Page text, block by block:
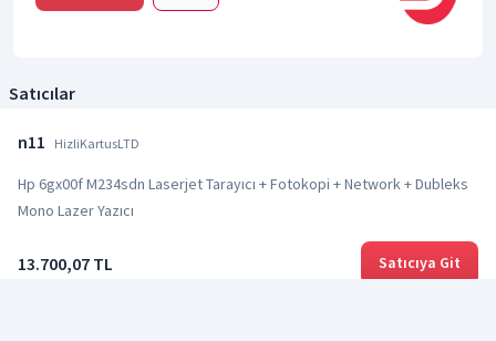
Satıcılar
n11 HizliKartusLTD
Hp 6gx00f M234sdn Laserjet Tarayıcı + Fotokopi + Network + Dubleks
Mono Lazer Yazıcı
13.700,07 TL Satıcıya Git